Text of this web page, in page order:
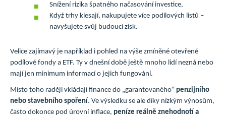
Snížení rizika špatného načasování investice,
Když trhy klesají, nakupujete více podílových listů –
navyšujete svůj budoucí zisk.
Velice zajímavý je například i pohled na výše zmíněné otevřené
podílové fondy a ETF. Ty v dnešní době ještě mnoho lidí nezná nebo
mají jen minimum informací o jejich fungování.
Místo toho raději vkládají finance do „garantovaného“ penzijního
nebo stavebního spoření. Ve výsledku se ale díky nízkým výnosům,
často dokonce pod úrovní inflace, peníze reálně znehodnotí a